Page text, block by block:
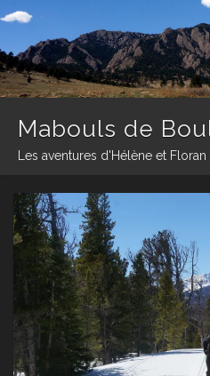
Mabouls de
Les aventures d'Hélène et
Skip
to
content